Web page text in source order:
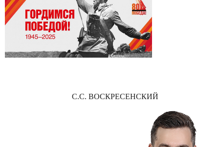
С.С. ВОСКРЕСЕНСКИЙ